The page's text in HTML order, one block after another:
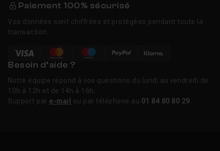
Paiement 100% sécurisé
Vos données sont chiffrées et protégées pendant toute la
transaction.
Besoin d’aide ?
Notre équipe répond à vos questions du lundi au vendredi de
10h à 12h et de 14h à 16h.
Support par e-mail ou par téléphone au 01 84 80 80 29